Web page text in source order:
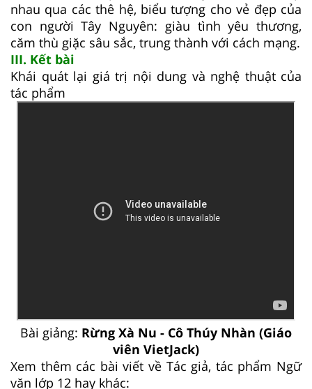
nhau qua các thê hệ, biểu tượng cho vẻ đẹp của
con người Tây Nguyên: giàu tình yêu thương,
căm thù giặc sâu sắc, trung thành với cách mạng.
III. Kết bài
Khái quát lại giá trị nội dung và nghệ thuật của
tác phẩm
Bài giảng: Rừng Xà Nu - Cô Thúy Nhàn (Giáo
viên VietJack)
Xem thêm các bài viết về Tác giả, tác phẩm Ngữ
văn lớp 12 hay khác: